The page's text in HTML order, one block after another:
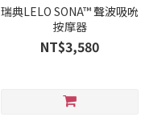
瑞典LELO SONA™ 聲波吸吮
按摩器
NT$3,580